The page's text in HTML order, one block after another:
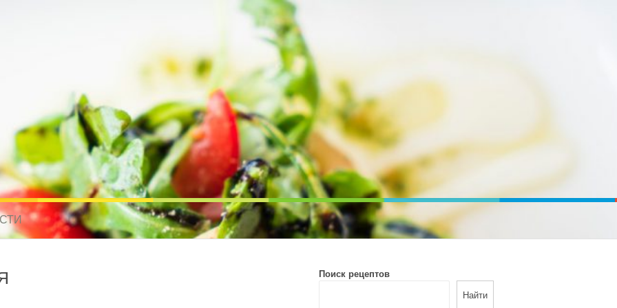
рецепты для всех
РЕЦЕПТЫ ДЛЯ МУЛЬТИВАРКИ. РЕЦЕПТЫ ДЛЯ МИКРОВОЛНОВОЙ ПЕЧИ. ДИЕТИЧЕСКОЕ ПИТАНИЕ
Поиск рецептов
Найти